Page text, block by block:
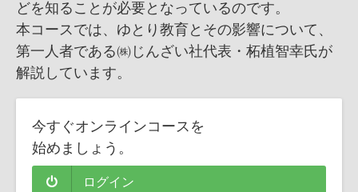
どを知ることが必要となっているのです。
本コースでは、ゆとり教育とその影響について、
第一人者である㈱じんざい社代表・柘植智幸氏が
解説しています。
今すぐオンラインコースを
始めましょう。
ログイン